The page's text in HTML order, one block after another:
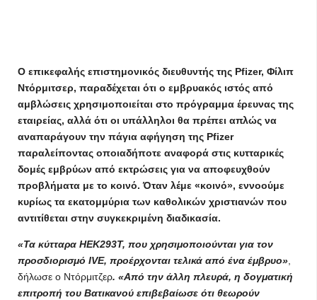
Ο επικεφαλής επιστημονικός διευθυντής της Pfizer, Φίλιπ
Ντόρμιτσερ, παραδέχεται ότι ο εμβρυακός ιστός από
αμβλώσεις χρησιμοποιείται στο πρόγραμμα έρευνας της
εταιρείας, αλλά ότι οι υπάλληλοι θα πρέπει απλώς να
αναπαράγουν την πάγια αφήγηση της Pfizer
παραλείποντας οποιαδήποτε αναφορά στις κυτταρικές
δομές εμβρύων από εκτρώσεις για να αποφευχθούν
προβλήματα με το κοινό. Όταν λέμε «κοινό», εννοούμε
κυρίως τα εκατομμύρια των καθολικών χριστιανών που
αντιτίθεται στην συγκεκριμένη διαδικασία.
«Τα κύτταρα HEK293T, που χρησιμοποιούνται για τον
προσδιορισμό IVE, προέρχονται τελικά από ένα έμβρυο»
δήλωσε ο Ντόρμιτζερ. «Από την άλλη πλευρά, η δογματική
επιτροπή του Βατικανού επιβεβαίωσε ότι θεωρούν